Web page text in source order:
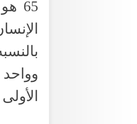
65 هو
الأولى